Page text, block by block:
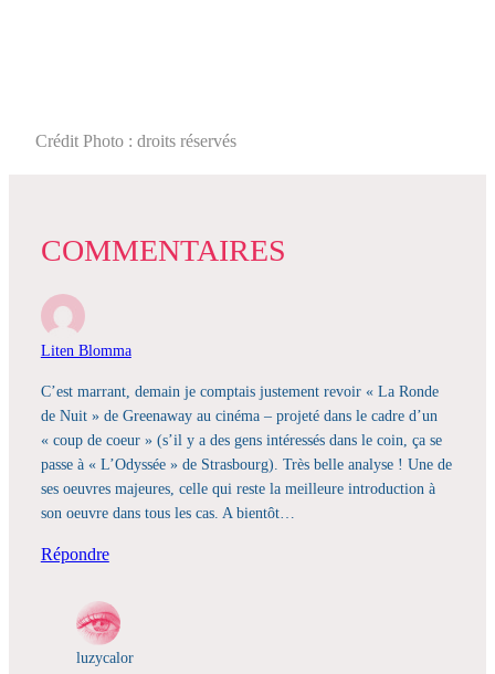
Crédit Photo : droits réservés
COMMENTAIRES
Liten Blomma
C’est marrant, demain je comptais justement revoir « La Ronde
de Nuit » de Greenaway au cinéma – projeté dans le cadre d’un
« coup de coeur » (s’il y a des gens intéressés dans le coin, ça se
passe à « L’Odyssée » de Strasbourg). Très belle analyse ! Une de
ses oeuvres majeures, celle qui reste la meilleure introduction à
son oeuvre dans tous les cas. A bientôt…
Répondre
luzycalor